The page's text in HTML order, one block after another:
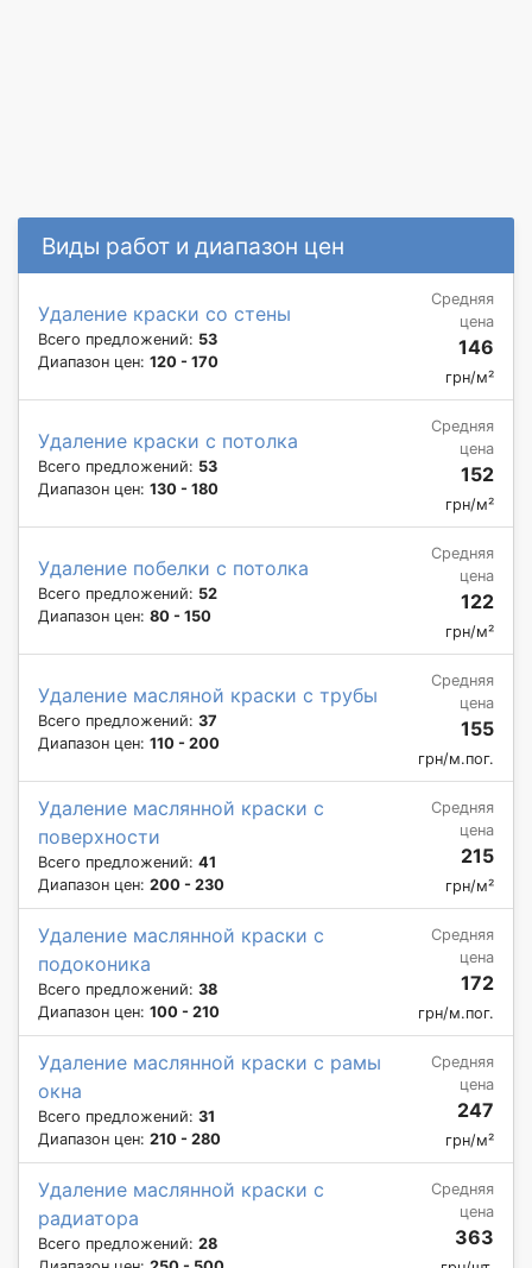
Виды работ и диапазон цен
Удаление краски со стены
Всего предложений: 53
Диапазон цен: 120 - 170
Средняя
цена
146
грн/м²
Удаление краски с потолка
Всего предложений: 53
Диапазон цен: 130 - 180
Средняя
цена
152
грн/м²
Удаление побелки с потолка
Всего предложений: 52
Диапазон цен: 80 - 150
Средняя
цена
122
грн/м²
Удаление масляной краски с трубы
Всего предложений: 37
Диапазон цен: 110 - 200
Средняя
цена
155
грн/м.пог.
Удаление маслянной краски с
поверхности
Всего предложений: 41
Диапазон цен: 200 - 230
Средняя
цена
215
грн/м²
Удаление маслянной краски с
подоконика
Всего предложений: 38
Диапазон цен: 100 - 210
Средняя
цена
172
грн/м.пог.
Удаление маслянной краски с рамы
окна
Всего предложений: 31
Диапазон цен: 210 - 280
Средняя
цена
247
грн/м²
Удаление маслянной краски с
радиатора
Всего предложений: 28
Средняя
цена
363